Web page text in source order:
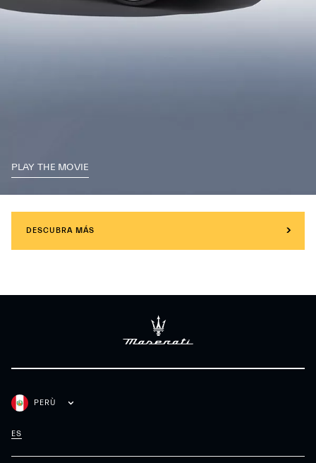
PLAY THE MOVIE
DESCUBRA MÁS
PERÙ
ES